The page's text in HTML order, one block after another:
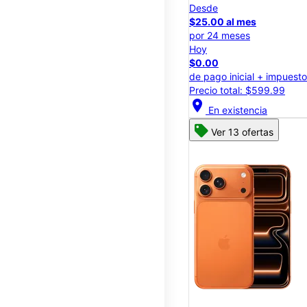
Desde
$25.00 al mes
por 24 meses
Hoy
$0.00
de pago inicial +
Precio total: $599.99
location_on En existencia
Ver 13 ofertas